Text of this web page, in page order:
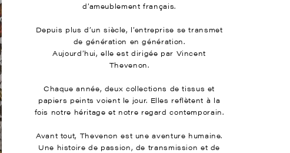
d’ameublement français.
Depuis plus d’un siècle, l’entreprise se transmet
de génération en génération.
Aujourd’hui, elle est dirigée par Vincent
Thevenon.
Chaque année, deux collections de tissus et
papiers peints voient le jour. Elles reflètent à la
fois notre héritage et notre regard contemporain.
Avant tout, Thevenon est une aventure humaine.
Une histoire de passion, de transmission et de